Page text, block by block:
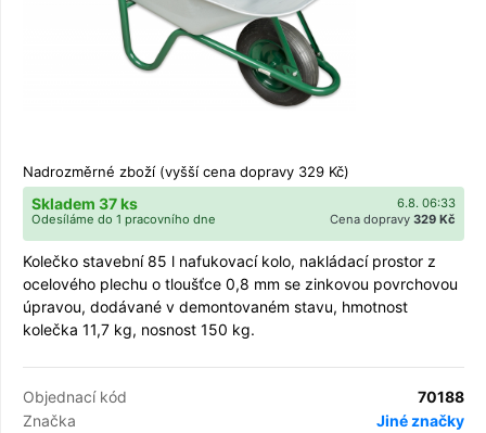
Nadrozměrné zboží (vyšší cena dopravy 329 Kč)
6.8. 06:33
Skladem 37 ks
Cena dopravy 329 Kč
Odesíláme do 1 pracovního dne
Kolečko stavební 85 l nafukovací kolo, nakládací prostor z
ocelového plechu o tloušťce 0,8 mm se zinkovou povrchovou
úpravou, dodávané v demontovaném stavu, hmotnost
kolečka 11,7 kg, nosnost 150 kg.
Objednací kód
70188
Značka
Jiné značky